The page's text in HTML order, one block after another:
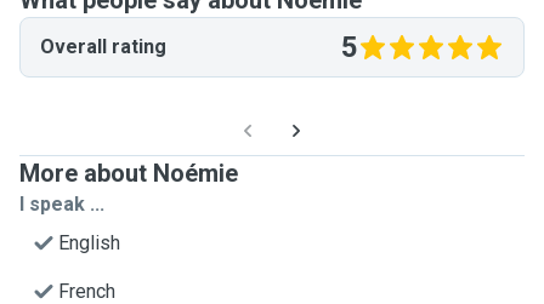
Overall rating 5
More about Noémie
I speak ...
English
French